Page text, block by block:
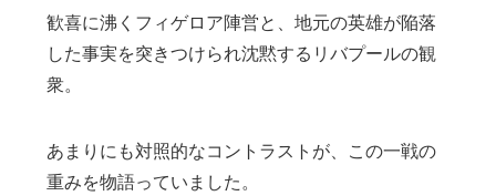
歓喜に沸くフィゲロア陣営と、地元の英雄が陥落
した事実を突きつけられ沈黙するリバプールの観
衆。
あまりにも対照的なコントラストが、この一戦の
重みを物語っていました。